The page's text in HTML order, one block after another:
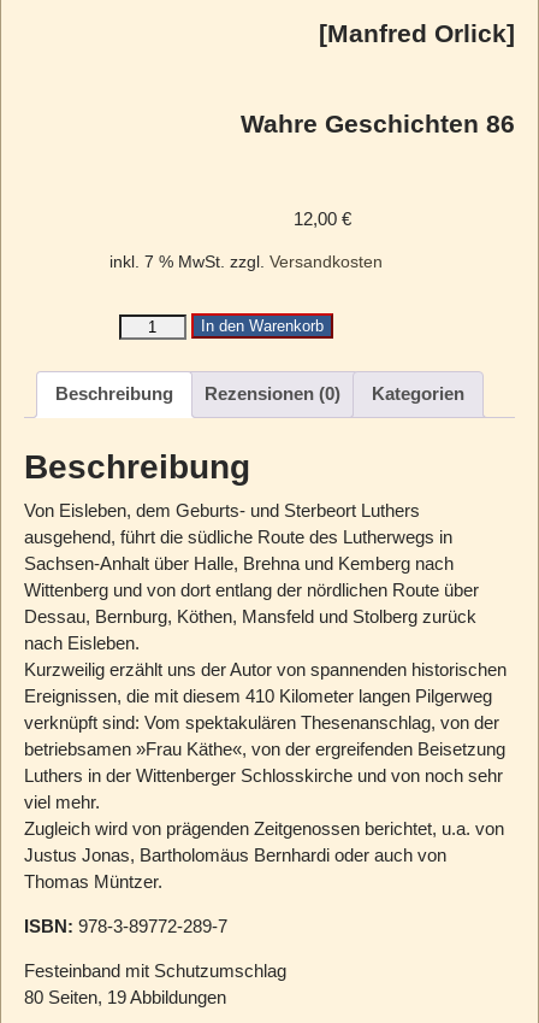
[Manfred Orlick]
Wahre Geschichten 86
12,00 €
inkl. 7 % MwSt. zzgl. Versandkosten
In den Warenkorb
Beschreibung Rezensionen (0) Kategorien
Beschreibung
Von Eisleben, dem Geburts- und Sterbeort Luthers
ausgehend, führt die südliche Route des Lutherwegs in
Sachsen-Anhalt über Halle, Brehna und Kemberg nach
Wittenberg und von dort entlang der nördlichen Route über
Dessau, Bernburg, Köthen, Mansfeld und Stolberg zurück
nach Eisleben.
Kurzweilig erzählt uns der Autor von spannenden historischen
Ereignissen, die mit diesem 410 Kilometer langen Pilgerweg
verknüpft sind: Vom spektakulären Thesenanschlag, von der
betriebsamen »Frau Käthe«, von der ergreifenden Beisetzung
Luthers in der Wittenberger Schlosskirche und von noch sehr
viel mehr.
Zugleich wird von prägenden Zeitgenossen berichtet, u.a. von
Justus Jonas, Bartholomäus Bernhardi oder auch von
Thomas Müntzer.
ISBN: 978-3-89772-289-7
Festeinband mit Schutzumschlag
80 Seiten, 19 Abbildungen